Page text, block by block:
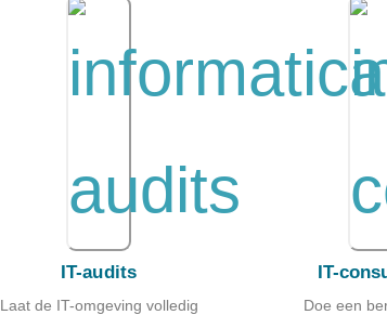
IT-audits
Laat de IT-omgeving volledig
IT-
Doe een